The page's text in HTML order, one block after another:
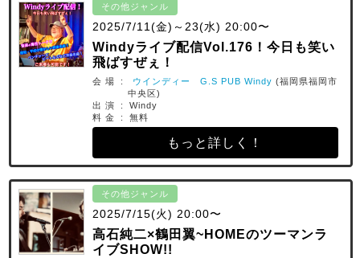
その他ジャンル
2025/7/11(金)～23(水) 20:00〜
Windyライブ配信Vol.176！今日も笑い
飛ばすぜぇ！
会 場 : ウインディー G.S PUB Windy (福岡県福岡市
中央区)
出 演 : Windy
料 金 : 無料
もっと詳しく！
その他ジャンル
2025/7/15(火) 20:00〜
高石純二×鶴田翼~HOMEのツーマンラ
イブSHOW!!